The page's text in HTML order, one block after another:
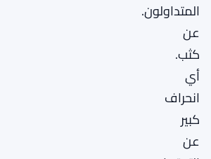
المتداولون.
عن
كثب.
أي
انحراف
كبير
عن